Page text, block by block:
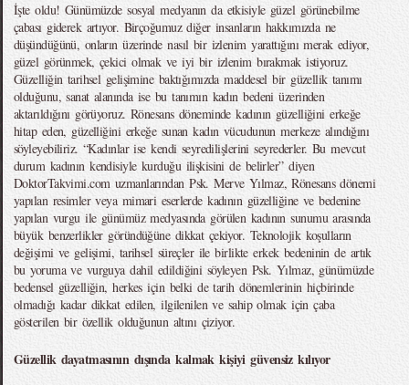
İşte oldu! Günümüzde sosyal medyanın da etkisiyle güzel görünebilme
çabası giderek artıyor. Birçoğumuz diğer insanların hakkımızda ne
düşündüğünü, onların üzerinde nasıl bir izlenim yarattığını merak ediyor,
güzel görünmek, çekici olmak ve iyi bir izlenim bırakmak istiyoruz.
Güzelliğin tarihsel gelişimine baktığımızda maddesel bir güzellik tanımı
olduğunu, sanat alanında ise bu tanımın kadın bedeni üzerinden
aktarıldığını görüyoruz. Rönesans döneminde kadının güzelliğini erkeğe
hitap eden, güzelliğini erkeğe sunan kadın vücudunun merkeze alındığını
söyleyebiliriz. “Kadınlar ise kendi seyredilişlerini seyrederler. Bu mevcut
durum kadının kendisiyle kurduğu ilişkisini de belirler” diyen
DoktorTakvimi.com uzmanlarından Psk. Merve Yılmaz, Rönesans dönemi
yapılan resimler veya mimari eserlerde kadının güzelliğine ve bedenine
yapılan vurgu ile günümüz medyasında görülen kadının sunumu arasında
büyük benzerlikler göründüğüne dikkat çekiyor. Teknolojik koşulların
değişimi ve gelişimi, tarihsel süreçler ile birlikte erkek bedeninin de artık
bu yoruma ve vurguya dahil edildiğini söyleyen Psk. Yılmaz, günümüzde
bedensel güzelliğin, herkes için belki de tarih dönemlerinin hiçbirinde
olmadığı kadar dikkat edilen, ilgilenilen ve sahip olmak için çaba
gösterilen bir özellik olduğunun altını çiziyor.
Güzellik dayatmasının dışında kalmak kişiyi güvensiz kılıyor